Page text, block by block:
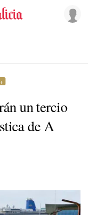
un tercio
de A